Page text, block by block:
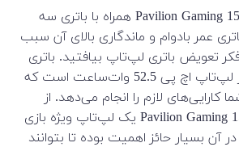
لپ‌تاپ HP مدل Pavilion Gaming 15-ec1 همراه با باتری سه
عمر بادوام و ماندگاری بالای آن سبب
تعویض باتری لپ‌تاپ بیافتید. باتری
سه سلولی این مدل از لپ‌تاپ اچ پی 52.5 وات‌ساعت است که
شما کارایی‌های لازم را انجام می‌دهد. از
آنجایی که مدل Pavilion Gaming 15-ec1 یک لپ‌تاپ ویژه بازی
آن بسیار حائز اهمیت بوده تا بتوانند